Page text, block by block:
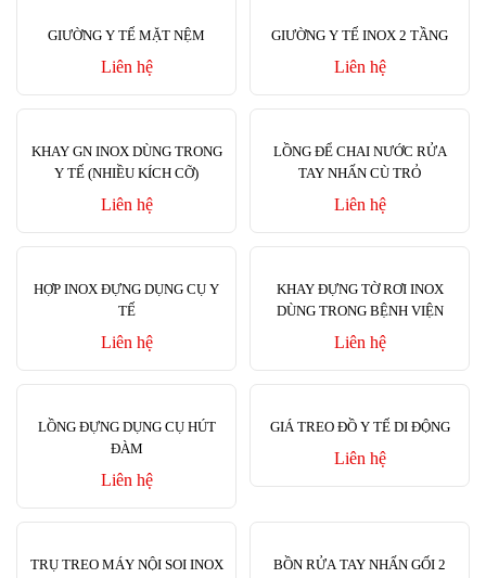
GIƯỜNG Y TẾ MẶT NỆM
Liên hệ
GIƯỜNG Y TẾ INOX 2 TẦNG
Liên hệ
KHAY GN INOX DÙNG TRONG
Y TẾ (NHIỀU KÍCH CỠ)
Liên hệ
LỒNG ĐỂ CHAI NƯỚC RỬA
TAY NHẤN CÙ TRỎ
Liên hệ
HỢP INOX ĐỰNG DỤNG CỤ Y
TẾ
Liên hệ
KHAY ĐỰNG TỜ RƠI INOX
DÙNG TRONG BỆNH VIỆN
Liên hệ
LỒNG ĐỰNG DỤNG CỤ HÚT
ĐÀM
Liên hệ
GIÁ TREO ĐỒ Y TẾ DI ĐỘNG
Liên hệ
TRỤ TREO MÁY NỘI SOI INOX
BỒN RỬA TAY NHẤN GỐI 2